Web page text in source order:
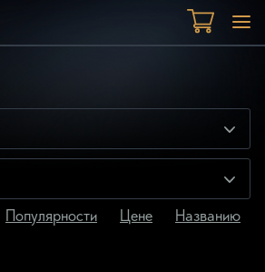
Популярности Цене Названию